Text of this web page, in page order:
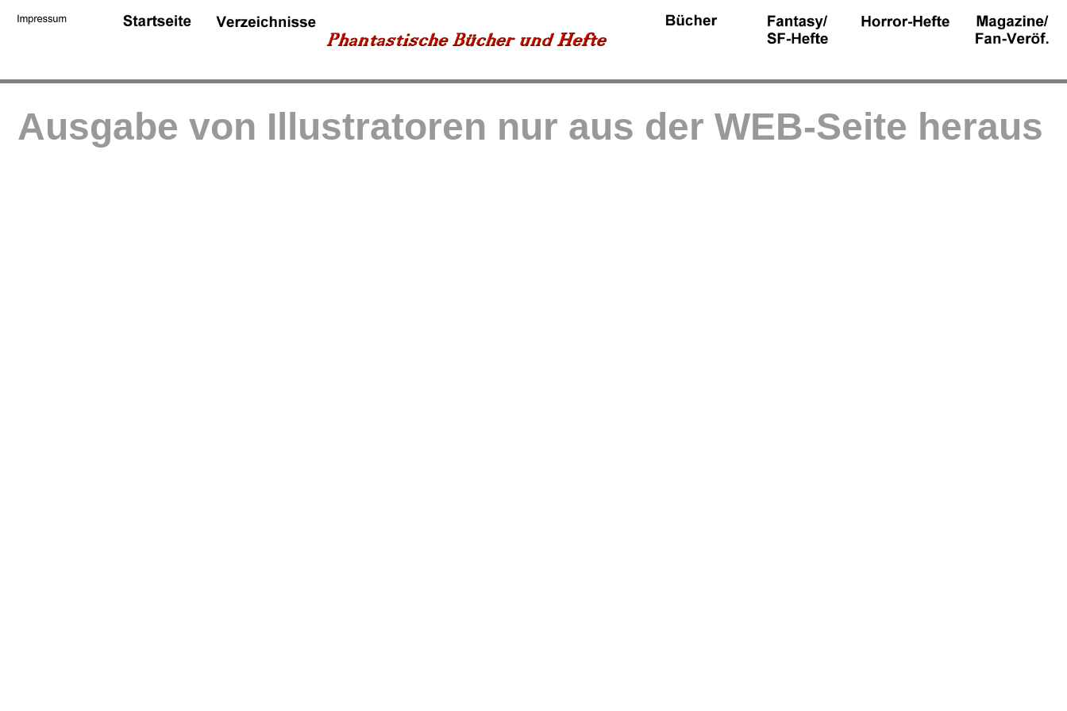
Ausgabe von Illustratoren nur aus der WEB-Seite heraus